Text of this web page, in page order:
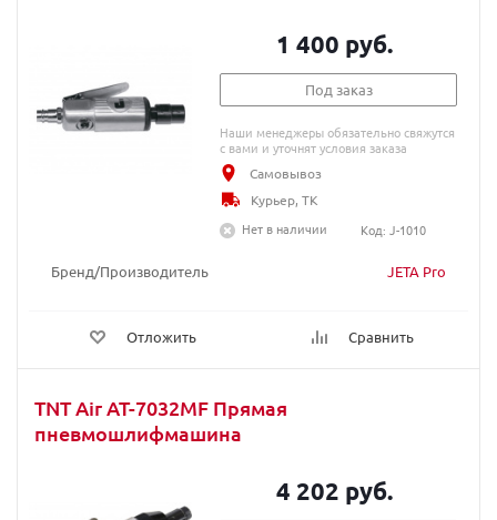
Бренд/Производитель JETA Pro
Отложить Сравнить
1 400 руб.
Под заказ
Наши менеджеры обязательно свяжутся
с вами и уточнят условия заказа
Самовывоз
Курьер, ТК
Нет в наличии
Код: J-1010
TNT Air AT-7032MF Прямая
пневмошлифмашина
4 202 руб.